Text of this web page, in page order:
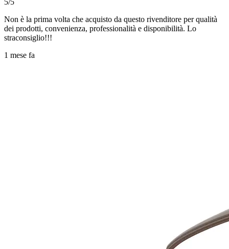
Non è la prima volta che acquisto da questo rivenditore per qualità
dei prodotti, convenienza, professionalità e disponibilità. Lo
straconsiglio!!!
1 mese fa